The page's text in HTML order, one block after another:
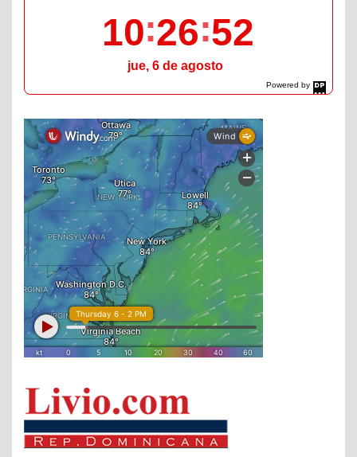
Powered by
DaysPedia.com
10 26 53
jue, 6 de agosto